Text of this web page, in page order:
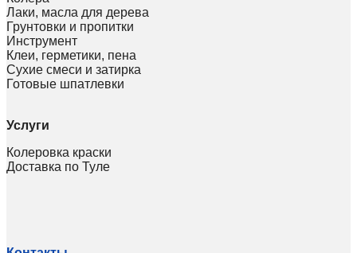
Лаки, масла для дерева
Грунтовки и пропитки
Инструмент
Клеи, герметики, пена
Сухие смеси и затирка
Готовые шпатлевки
Услуги
Колеровка краски
Доставка по Туле